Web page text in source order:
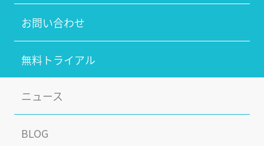
お問い合わせ
無料トライアル
ニュース
BLOG